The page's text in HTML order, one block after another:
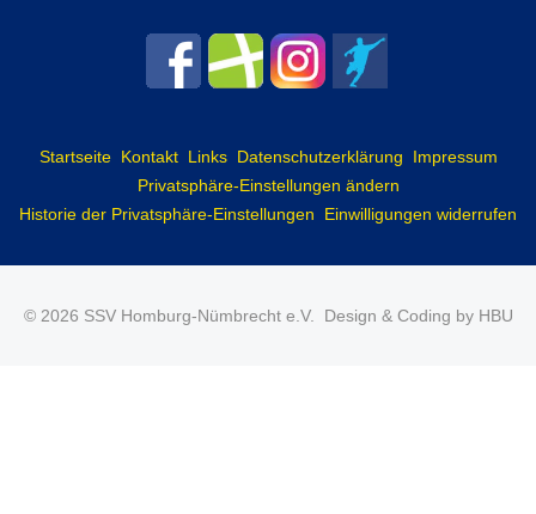
Startseite Kontakt Links Datenschutzerklärung
Impressum
Privatsphäre-Einstellungen ändern
Historie der Privatsphäre-Einstellungen
Einwilligungen widerrufen
© 2026 SSV Homburg-Nümbrecht e.V. Design & Coding by HBU